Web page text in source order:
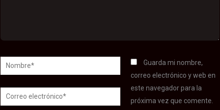
Nombre*
Correo
electrónico*
Guarda mi nombre,
correo electrónico y web en
este navegador para la
próxima vez que comente.